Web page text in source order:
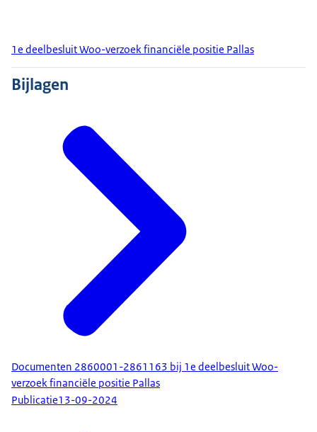
1e deelbesluit Woo-verzoek financiële positie Pallas
Bijlagen
Documenten 2860001-2861163 bij 1e deelbesluit Woo-
verzoek financiële positie Pallas
Publicatie13-09-2024